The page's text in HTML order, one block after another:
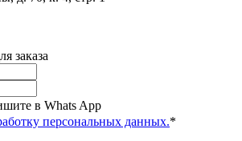
заказа
в Whats App
персональных данных.*